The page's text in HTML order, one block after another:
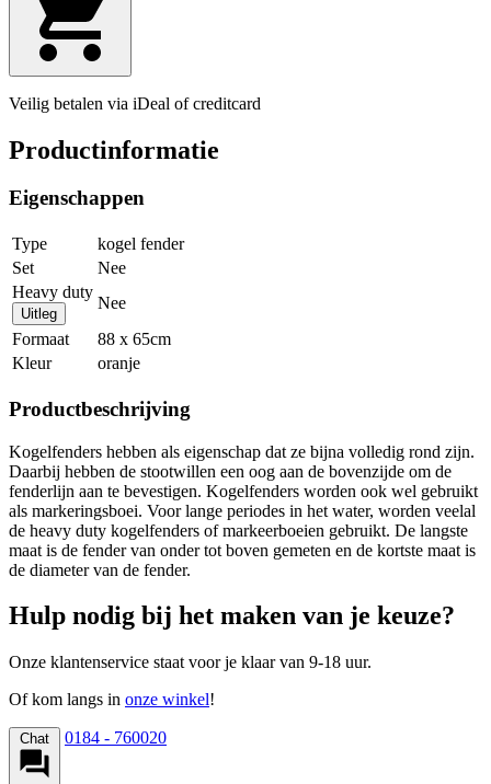
Veilig betalen via iDeal of creditcard
Productinformatie
Eigenschappen
Type
kogel fender
Set
Nee
Heavy duty
Uitleg
Nee
Formaat
88 x 65cm
Kleur
oranje
Productbeschrijving
Kogelfenders hebben als eigenschap dat ze bijna volledig rond zijn.
Daarbij hebben de stootwillen een oog aan de bovenzijde om de
fenderlijn aan te bevestigen. Kogelfenders worden ook wel gebruikt
als markeringsboei. Voor lange periodes in het water, worden veelal
de heavy duty kogelfenders of markeerboeien gebruikt. De langste
maat is de fender van onder tot boven gemeten en de kortste maat is
de diameter van de fender.
Hulp nodig bij het maken van je keuze?
Onze klantenservice staat voor je klaar van 9-18 uur.
Of kom langs in onze winkel!
Chat 0184 - 760020